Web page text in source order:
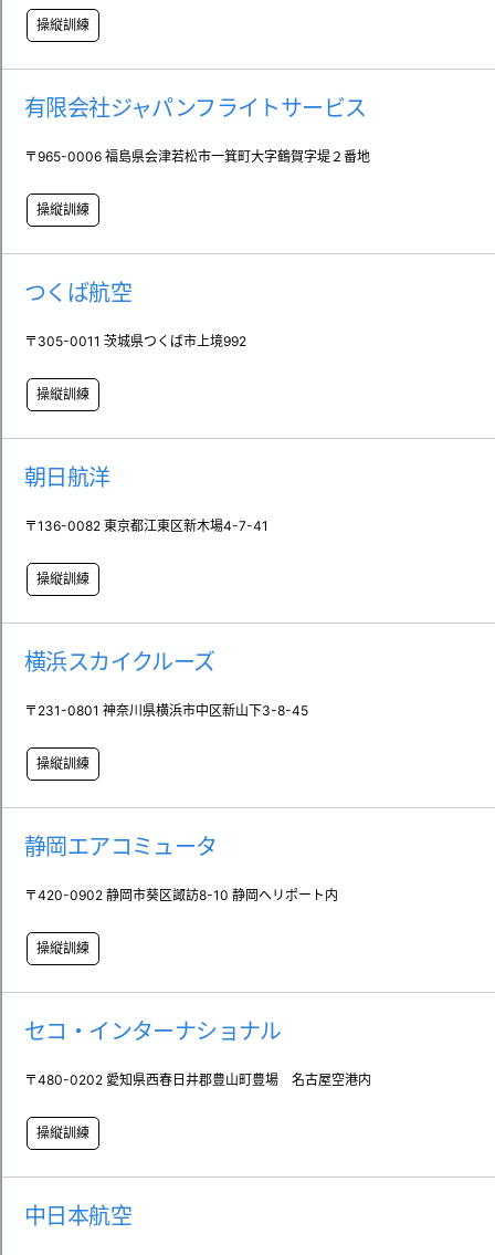
操縦訓練
有限会社ジャパンフライトサービス
〒965-0006 福島県会津若松市一箕町大字鶴賀字堤２番地
操縦訓練
つくば航空
〒305-0011 茨城県つくば市上境992
操縦訓練
朝日航洋
〒136-0082 東京都江東区新木場4-7-41
操縦訓練
横浜スカイクルーズ
〒231-0801 神奈川県横浜市中区新山下3-8-45
操縦訓練
静岡エアコミュータ
〒420-0902 静岡市葵区諏訪8-10 静岡へリポート内
操縦訓練
セコ・インターナショナル
〒480-0202 愛知県西春日井郡豊山町豊場 名古屋空港内
操縦訓練
中日本航空